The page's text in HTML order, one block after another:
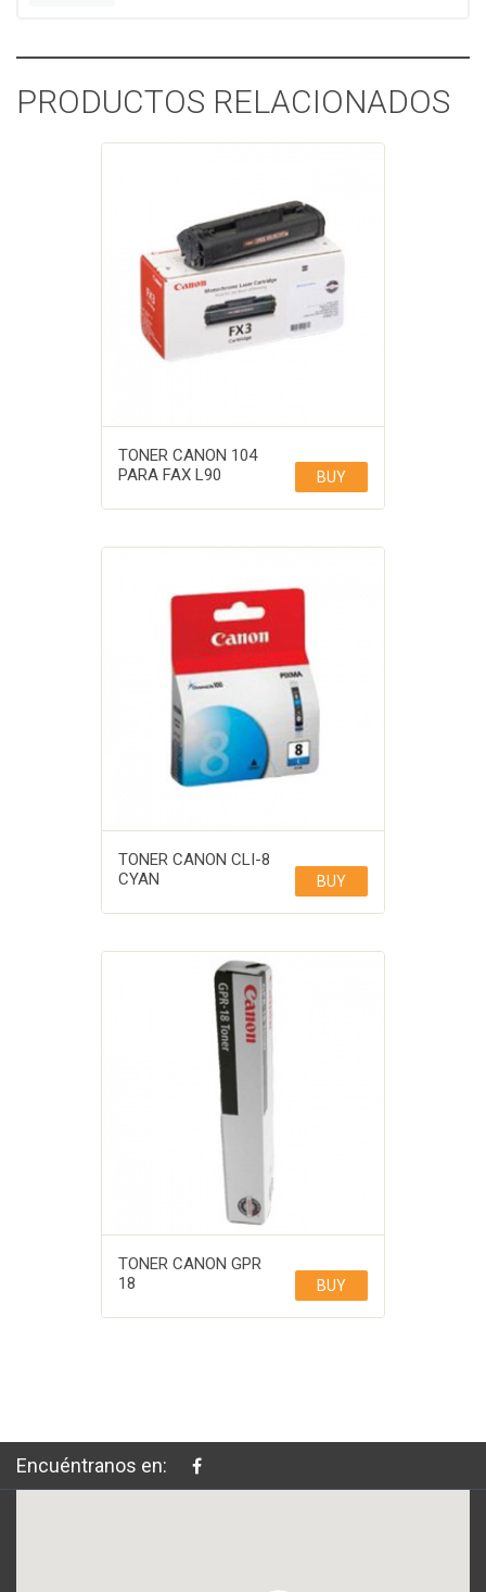
PRODUCTOS RELACIONADOS
TONER CANON 104
PARA FAX L90
BUY
TONER CANON CLI-8
CYAN
BUY
TONER CANON GPR
18
BUY
Encuéntranos en: